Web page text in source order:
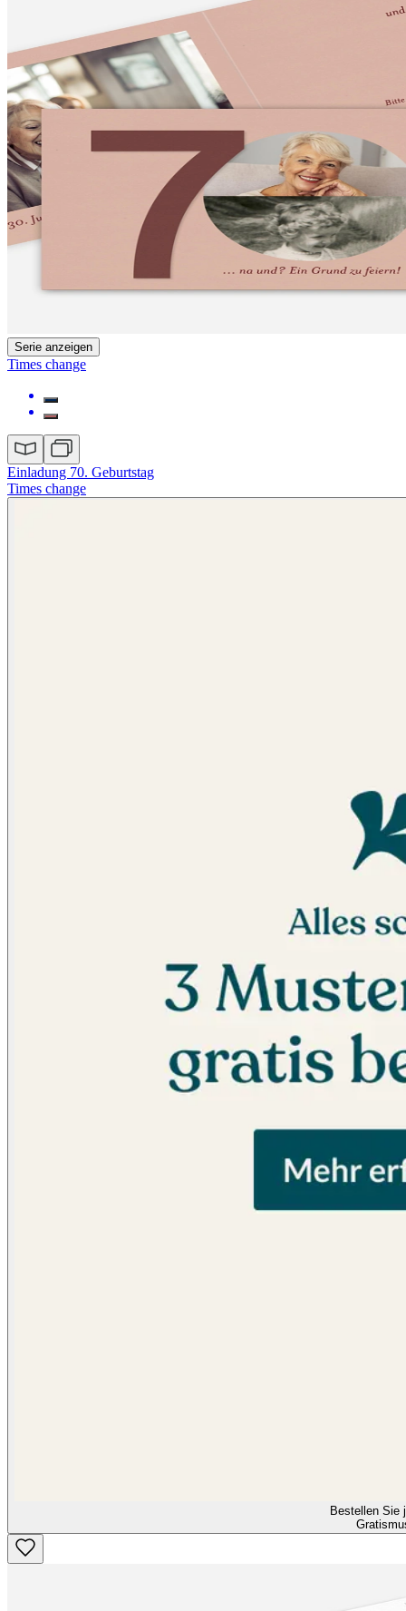
Serie anzeigen
Times change
Einladung 70. Geburtstag
Times change
Bestellen Sie